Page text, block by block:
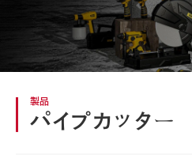
製品
パイプカッター